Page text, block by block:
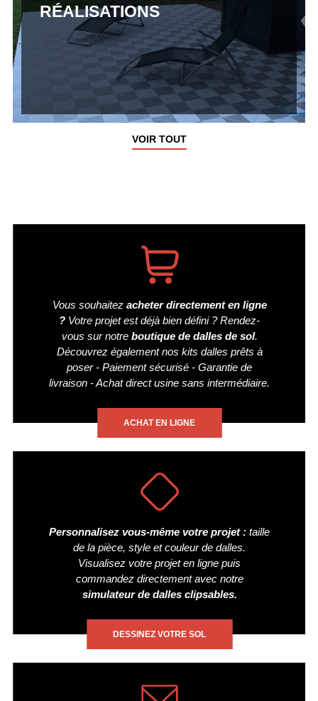
RÉALISATIONS
VOIR TOUT
Vous souhaitez acheter directement en ligne
? Votre projet est déjà bien défini ? Rendez-
vous sur notre boutique de dalles de sol.
Découvrez également nos kits dalles prêts à
poser - Paiement sécurisé - Garantie de
livraison - Achat direct usine sans intermédiaire.
ACHAT EN LIGNE
Personnalisez vous-même votre projet : taille
de la pièce, style et couleur de dalles.
Visualisez votre projet en ligne puis
commandez directement avec notre
simulateur de dalles clipsables.
DESSINEZ VOTRE SOL